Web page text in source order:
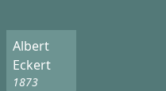
Albert
Eckert
1873